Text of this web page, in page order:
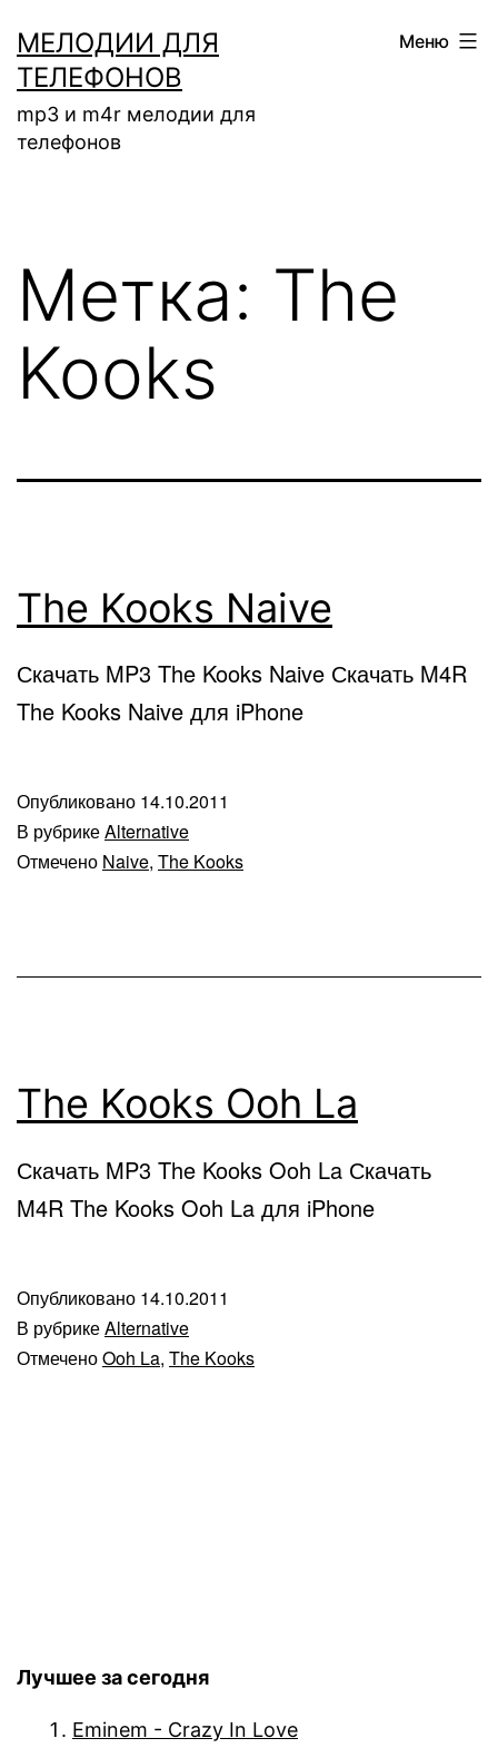
содержимому
МЕЛОДИИ ДЛЯ
ТЕЛЕФОНОВ
mp3 и m4r мелодии для
телефонов
Меню
Метка: The
Kooks
The Kooks Naive
Скачать MP3 The Kooks Naive Скачать M4R
The Kooks Naive для iPhone
Опубликовано 14.10.2011
В рубрикеAlternative
Отмечено Naive, The Kooks
The Kooks Ooh La
Скачать MP3 The Kooks Ooh La Скачать
M4R The Kooks Ooh La для iPhone
Опубликовано 14.10.2011
В рубрикеAlternative
ОтмеченоOoh La, The Kooks
Лучшее за сегодня
Eminem - Crazy In Love